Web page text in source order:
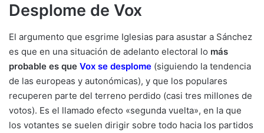
Desplome de Vox
El argumento que esgrime Iglesias para asustar a Sánchez
es que en una situación de adelanto electoral lo más
probable es que Vox se desplome (siguiendo la tendencia
de las europeas y autonómicas), y que los populares
recuperen parte del terreno perdido (casi tres millones de
votos). Es el llamado efecto «segunda vuelta», en la que
los votantes se suelen dirigir sobre todo hacia los partidos